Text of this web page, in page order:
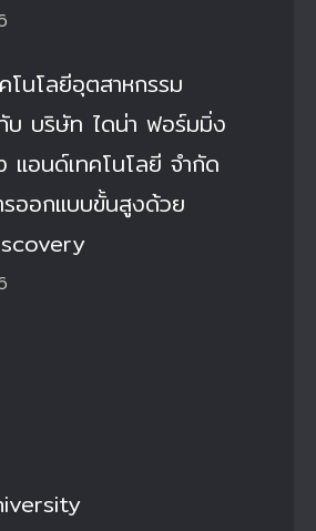
โนโลยีอุตสาหกรรม
บ บริษัท ไดน่า ฟอร์มมิ่ง
แอนด์เทคโนโลยี จำกัด
ออกแบบขั้นสูงด้วย